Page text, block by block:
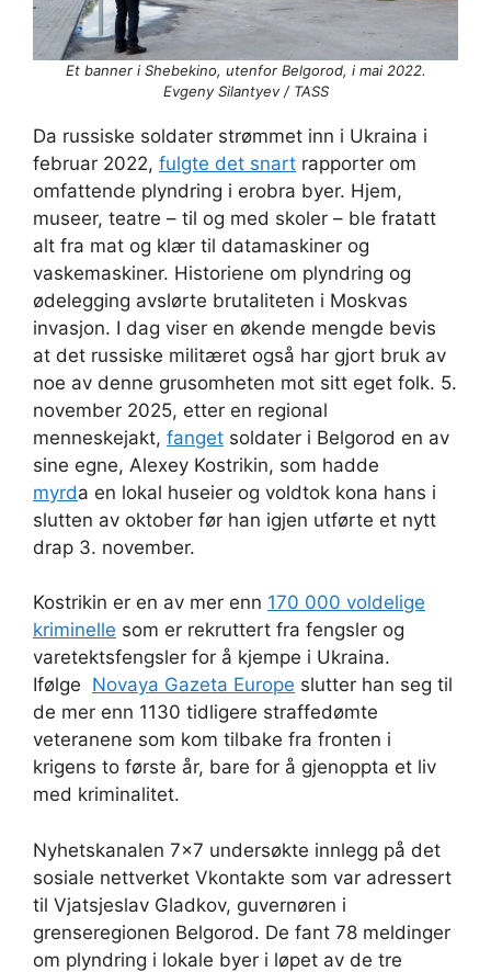
Et banner i Shebekino, utenfor Belgorod, i mai 2022.
Evgeny Silantyev / TASS
Da russiske soldater strømmet inn i Ukraina i
februar 2022, fulgte det snart rapporter om
omfattende plyndring i erobra byer. Hjem,
museer, teatre – til og med skoler – ble fratatt
alt fra mat og klær til datamaskiner og
vaskemaskiner. Historiene om plyndring og
ødelegging avslørte brutaliteten i Moskvas
invasjon. I dag viser en økende mengde bevis
at det russiske militæret også har gjort bruk av
noe av denne grusomheten mot sitt eget folk. 5.
november 2025, etter en regional
menneskejakt, fanget soldater i Belgorod en av
sine egne, Alexey Kostrikin, som hadde
myrda en lokal huseier og voldtok kona hans i
slutten av oktober før han igjen utførte et nytt
drap 3. november.
Kostrikin er en av mer enn 170 000 voldelige
kriminelle som er rekruttert fra fengsler og
varetektsfengsler for å kjempe i Ukraina.
Ifølge Novaya Gazeta Europe slutter han seg til
de mer enn 1130 tidligere straffedømte
veteranene som kom tilbake fra fronten i
krigens to første år, bare for å gjenoppta et liv
med kriminalitet.
Nyhetskanalen 7×7 undersøkte innlegg på det
sosiale nettverket Vkontakte som var adressert
til Vjatsjeslav Gladkov, guvernøren i
grenseregionen Belgorod. De fant 78 meldinger
om plyndring i lokale byer i løpet av de tre